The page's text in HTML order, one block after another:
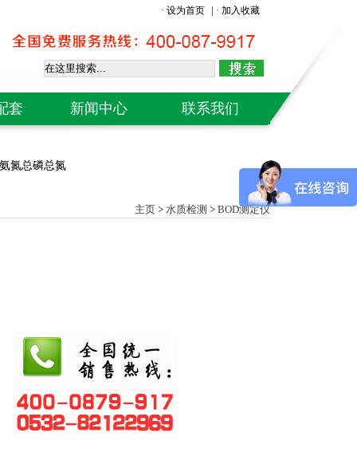
· 设为首页 | · 加入收藏
套 新闻中心 联系我们
氮总磷总氮
主页 > 水质检测 > BOD测定仪